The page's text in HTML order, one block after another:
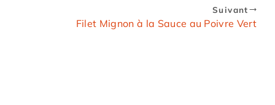
Suivant
Filet Mignon à la Sauce au Poivre Vert